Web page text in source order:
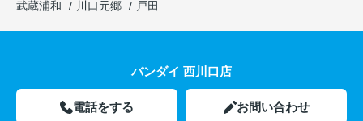
武蔵浦和
川口元郷 戸田
バンダイ 西川口店
電話をする お問い合わせ